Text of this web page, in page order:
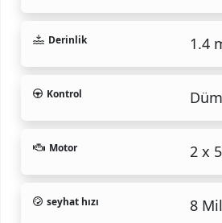
Derinlik 1.4
Kontrol
Motor 2 x
seyhat hızı 8 Mil